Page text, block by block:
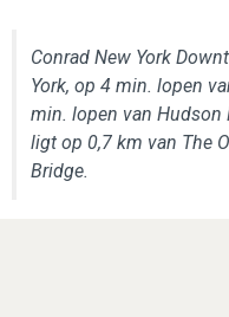
Conrad New York
York, op 4 min. lopen
min. lopen van Hudson
ligt op 0,7 km van The
Bridge.